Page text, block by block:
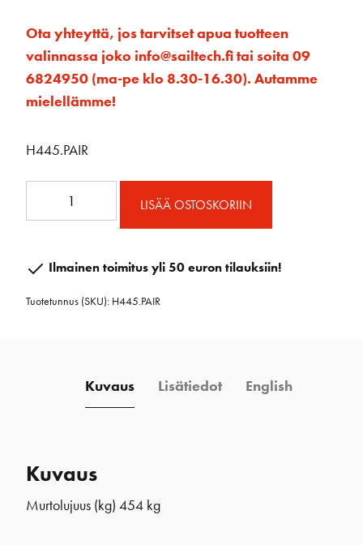
Ota yhteyttä, jos tarvitset apua tuotteen
valinnassa joko info@sailtech.fi tai soita 09
6824950 (ma-pe klo 8.30-16.30). Autamme
mielellämme!
H445.PAIR
määrä
LISÄÄ OSTOSKORIIN
Ilmainen toimitus yli 50 euron tilauksiin!
Tuotetunnus (SKU): H445.PAIR
Kuvaus Lisätiedot English
Kuvaus
Murtolujuus (kg) 454 kg